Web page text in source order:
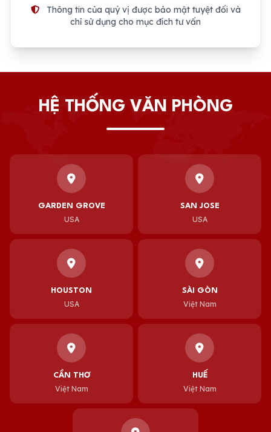
Thông tin của quý vị được bảo mật tuyệt đối và
chỉ sử dụng cho mục đích tư vấn
HỆ THỐNG VĂN PHÒNG
GARDEN GROVE
USA
SAN JOSE
USA
HOUSTON
USA
SÀI GÒN
Việt Nam
CẦN THƠ
Việt Nam
HUẾ
Việt Nam